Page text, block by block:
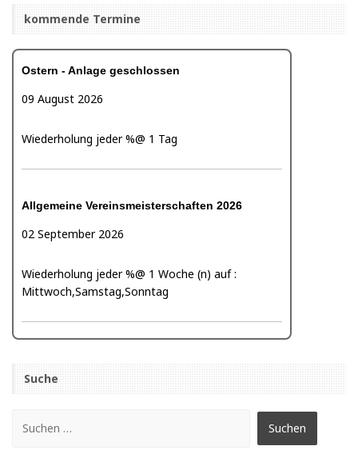
kommende Termine
Ostern - Anlage geschlossen
09 August 2026
Wiederholung jeder %@ 1 Tag
Allgemeine Vereinsmeisterschaften 2026
02 September 2026
Wiederholung jeder %@ 1 Woche (n) auf :
Mittwoch,Samstag,Sonntag
Suche